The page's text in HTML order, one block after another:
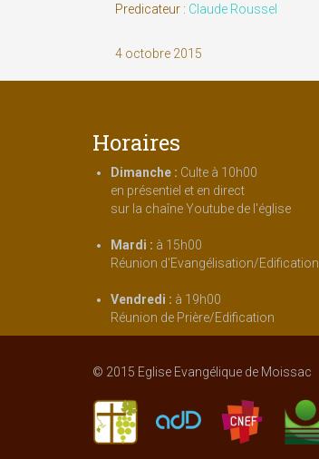
Predicateur : Claude Roussel
4 octobre 2015
Horaires
Dimanche : Culte à 10h00
en présentiel et en direct
sur la chaîne Youtube de l'église
Mardi : à 15h00
Réunion d'Evangélisation/Edification
Vendredi : à 19h00
Réunion de Prière/Edification
© 2015 Eglise Evangélique de Moissac